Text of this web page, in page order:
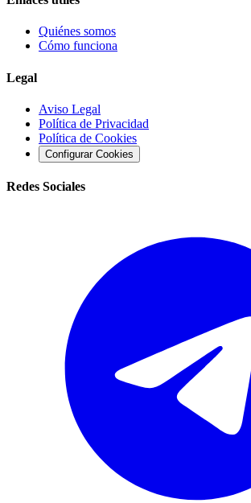
Quiénes somos
Cómo funciona
Legal
Aviso Legal
Política de Privacidad
Política de Cookies
Configurar Cookies
Redes Sociales